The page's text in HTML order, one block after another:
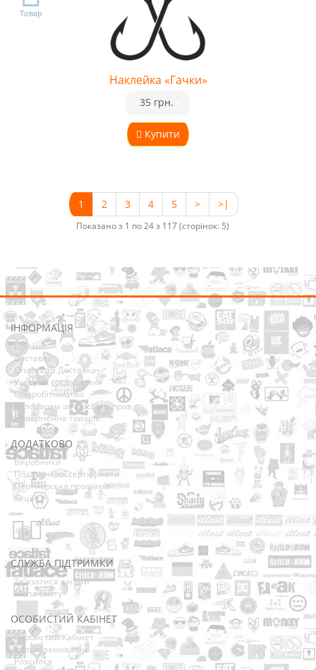
Товар
Наклейка «Гачки»
Купити
35 грн.
1 2 3 4 5 > >|
Показано з 1 по 24 з 117 (сторінок: 5)
ІНФОРМАЦІЯ
Про нас
Доставка
Оплата та Доставка
Условия соглашения
Співробітництво
Володарям авторських прав
Повернення товарів
ДОДАТКОВО
Виробники
Подарункові сертифікати
Партнерська програма
Акції
СЛУЖБА ПІДТРИМКИ
Зв’язатися з нами
Мапа сайту
ОСОБИСТИЙ КАБІНЕТ
Особистий Кабінет
Історія замовлень
Розсилка